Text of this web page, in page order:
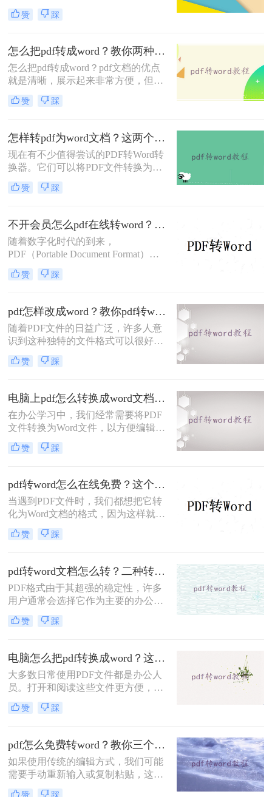
保护里面的数据和数据，但当需要修
改时却很难下手。想要修改PDF文
word，在Word文档上面修改，那么怎
么把pdf文件转换成word呢？下面一起
看看这个方法吧。
赞 踩
怎么把pdf转成word？教你两种PDF文件转换方法！
怎么把pdf转成word？pdf文档的优点
就是清晰，展示起来非常方便，但是
我们的pdf文档中的任何内容都是不能
够进行编辑修改的，如果我们想要修
可以选择格式转换，把pdf文件给转换
为word文档就可以了！下面一起看看
二种方法。
赞 踩
怎样转pdf为word文档？这两个方法让效率翻倍~
现在有不少值得尝试的PDF转Word转
换器。它们可以将PDF文件转换为可
编辑的Word文档。同时，一些转换器
还提供额外的功能，例如保持原始格
我们在处理和编辑文档时更加灵活。
如果你也在找PDF转Word免费转换器
的话，下面小编就来分享下怎样转pdf
为word文档吧！
赞 踩
不开会员怎么pdf在线转word？分享一个实用免费的方法！
随着数字化时代的到来，
PDF（Portable Document Format）成
为了一种非常常见的电子文档格式。
然而，有时候我们需要对PDF文件进
Word文档就非常有必要了。 那么，
不开会员怎么pdf在线转word呢？下面
一起看看吧。
赞 踩
pdf怎样改成word？教你pdf转word在线免费方法！
随着PDF文件的日益广泛，许多人意
识到这种独特的文件格式可以很好地
保护里面的数据和数据，但当需要修
改时却很难下手。想要修改PDF文
在Word文档上面修改，那么pdf怎样
改成word呢？下面一起看看吧！
赞 踩
电脑上pdf怎么转换成word文档？你可以试着这样在线转换~
在办公学习中，我们经常需要将PDF
文件转换为Word文件，以方便编辑和
排版。但是，很多人在尝试转换时却
遇到了困难。今天，我们就来介绍一
轻松转换，愉快办公！
赞 踩
pdf转word怎么在线免费？这个方法可以帮到你！
当遇到PDF文件时，我们都想把它转
化为Word文档的格式，因为这样就能
编辑PDF文件了。那么你知道怎么pdf
转word怎么在线免费吗？说到格式转
就来看看是怎么将#other#的，下次遇
到这种问题就不用担心了。
赞 踩
pdf转word文档怎么转？二种转换方法了解一下！
PDF格式由于其超强的稳定性，许多
用户通常会选择它作为主要的办公文
件。然而，在一些特殊的时刻，优势
会逐渐转化为缺点。例如，如果你想
它们转换成Word来复制它们。那么，
pdf转word文档怎么转呢？这里分享二
个简单的操作方法。让我们来看看。
赞 踩
电脑怎么把pdf转换成word？这两种方法很方便！
大多数日常使用PDF文件都是办公人
员。打开和阅读这些文件更方便，但
在PDF中添加一些内容更困难，这需
要转换PDF文件的格式。电脑怎么把
怎么转换。那么今天就来给大家分享
一下pdf转word的方法。
赞 踩
pdf怎么免费转word？教你三个方法！
如果使用传统的编辑方式，我们可能
需要手动重新输入或复制粘贴，这样
既费时又容易出错；但借助了文档转
赞 踩